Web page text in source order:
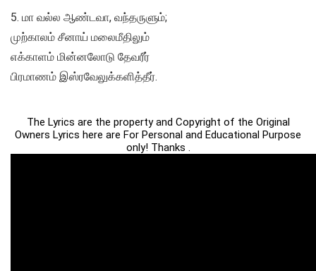
5. மா வல்ல ஆண்டவா, வந்தருளும்;
முற்காலம் சீனாய் மலைமீதிலும்
எக்காளம் மின்னலோடு தேவரீர்
பிரமாணம் இஸ்ரவேலுக்களித்தீர்.
The Lyrics are the property and Copyright of the Original
Owners Lyrics here are For Personal and Educational Purpose
only! Thanks .